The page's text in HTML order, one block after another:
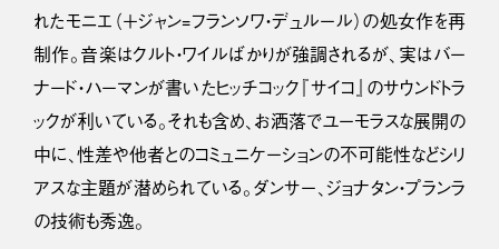
れたモニエ（＋ジャン=フランソワ・デュルール）の処女作を再
制作。音楽はクルト・ワイルばかりが強調されるが、実はバー
ナード・ハーマンが書いたヒッチコック『サイコ』のサウンドトラ
ックが利いている。それも含め、お洒落でユーモラスな展開の
中に、性差や他者とのコミュニケーションの不可能性などシリ
アスな主題が潜められている。ダンサー、ジョナタン・プランラ
の技術も秀逸。